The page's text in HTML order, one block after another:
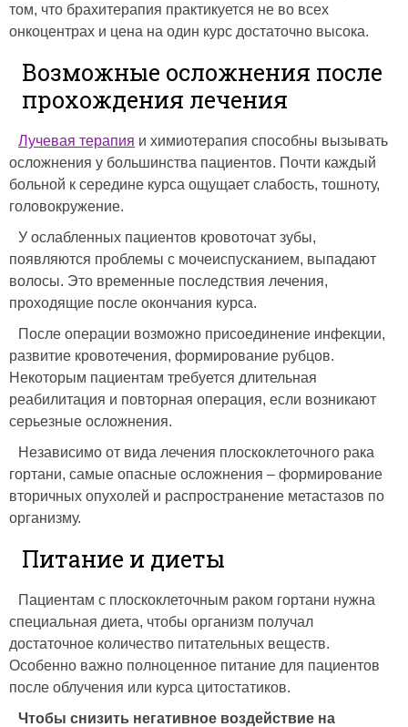
том, что брахитерапия практикуется не во всех
онкоцентрах и цена на один курс достаточно высока.
Возможные осложнения после
прохождения лечения
Лучевая терапия и химиотерапия способны вызывать
осложнения у большинства пациентов. Почти каждый
больной к середине курса ощущает слабость, тошноту,
головокружение.
У ослабленных пациентов кровоточат зубы,
появляются проблемы с мочеиспусканием, выпадают
волосы. Это временные последствия лечения,
проходящие после окончания курса.
После операции возможно присоединение инфекции,
развитие кровотечения, формирование рубцов.
Некоторым пациентам требуется длительная
реабилитация и повторная операция, если возникают
серьезные осложнения.
Независимо от вида лечения плоскоклеточного рака
гортани, самые опасные осложнения – формирование
вторичных опухолей и распространение метастазов по
организму.
Питание и диеты
Пациентам с плоскоклеточным раком гортани нужна
специальная диета, чтобы организм получал
достаточное количество питательных веществ.
Особенно важно полноценное питание для пациентов
после облучения или курса цитостатиков.
Чтобы снизить негативное воздействие на